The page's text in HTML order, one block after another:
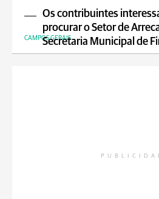
Os contribuintes
procurar o Setor de
Secretaria Municipal de
CAMPOS GERAIS